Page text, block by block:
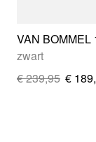
VAN BOMMEL
zwart
€ 239,95 €